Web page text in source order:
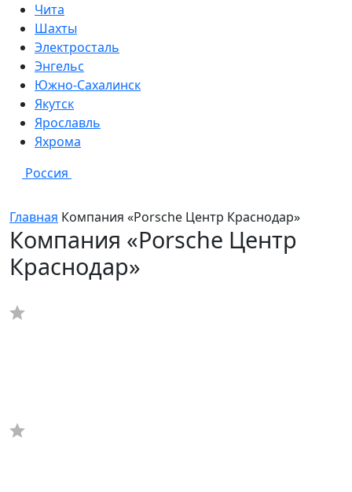
Чита
Шахты
Электросталь
Энгельс
Южно-Сахалинск
Якутск
Ярославль
Яхрома
Россия
Главная Компания «Porsche Центр Краснодар»
Компания «Porsche Центр
Краснодар»